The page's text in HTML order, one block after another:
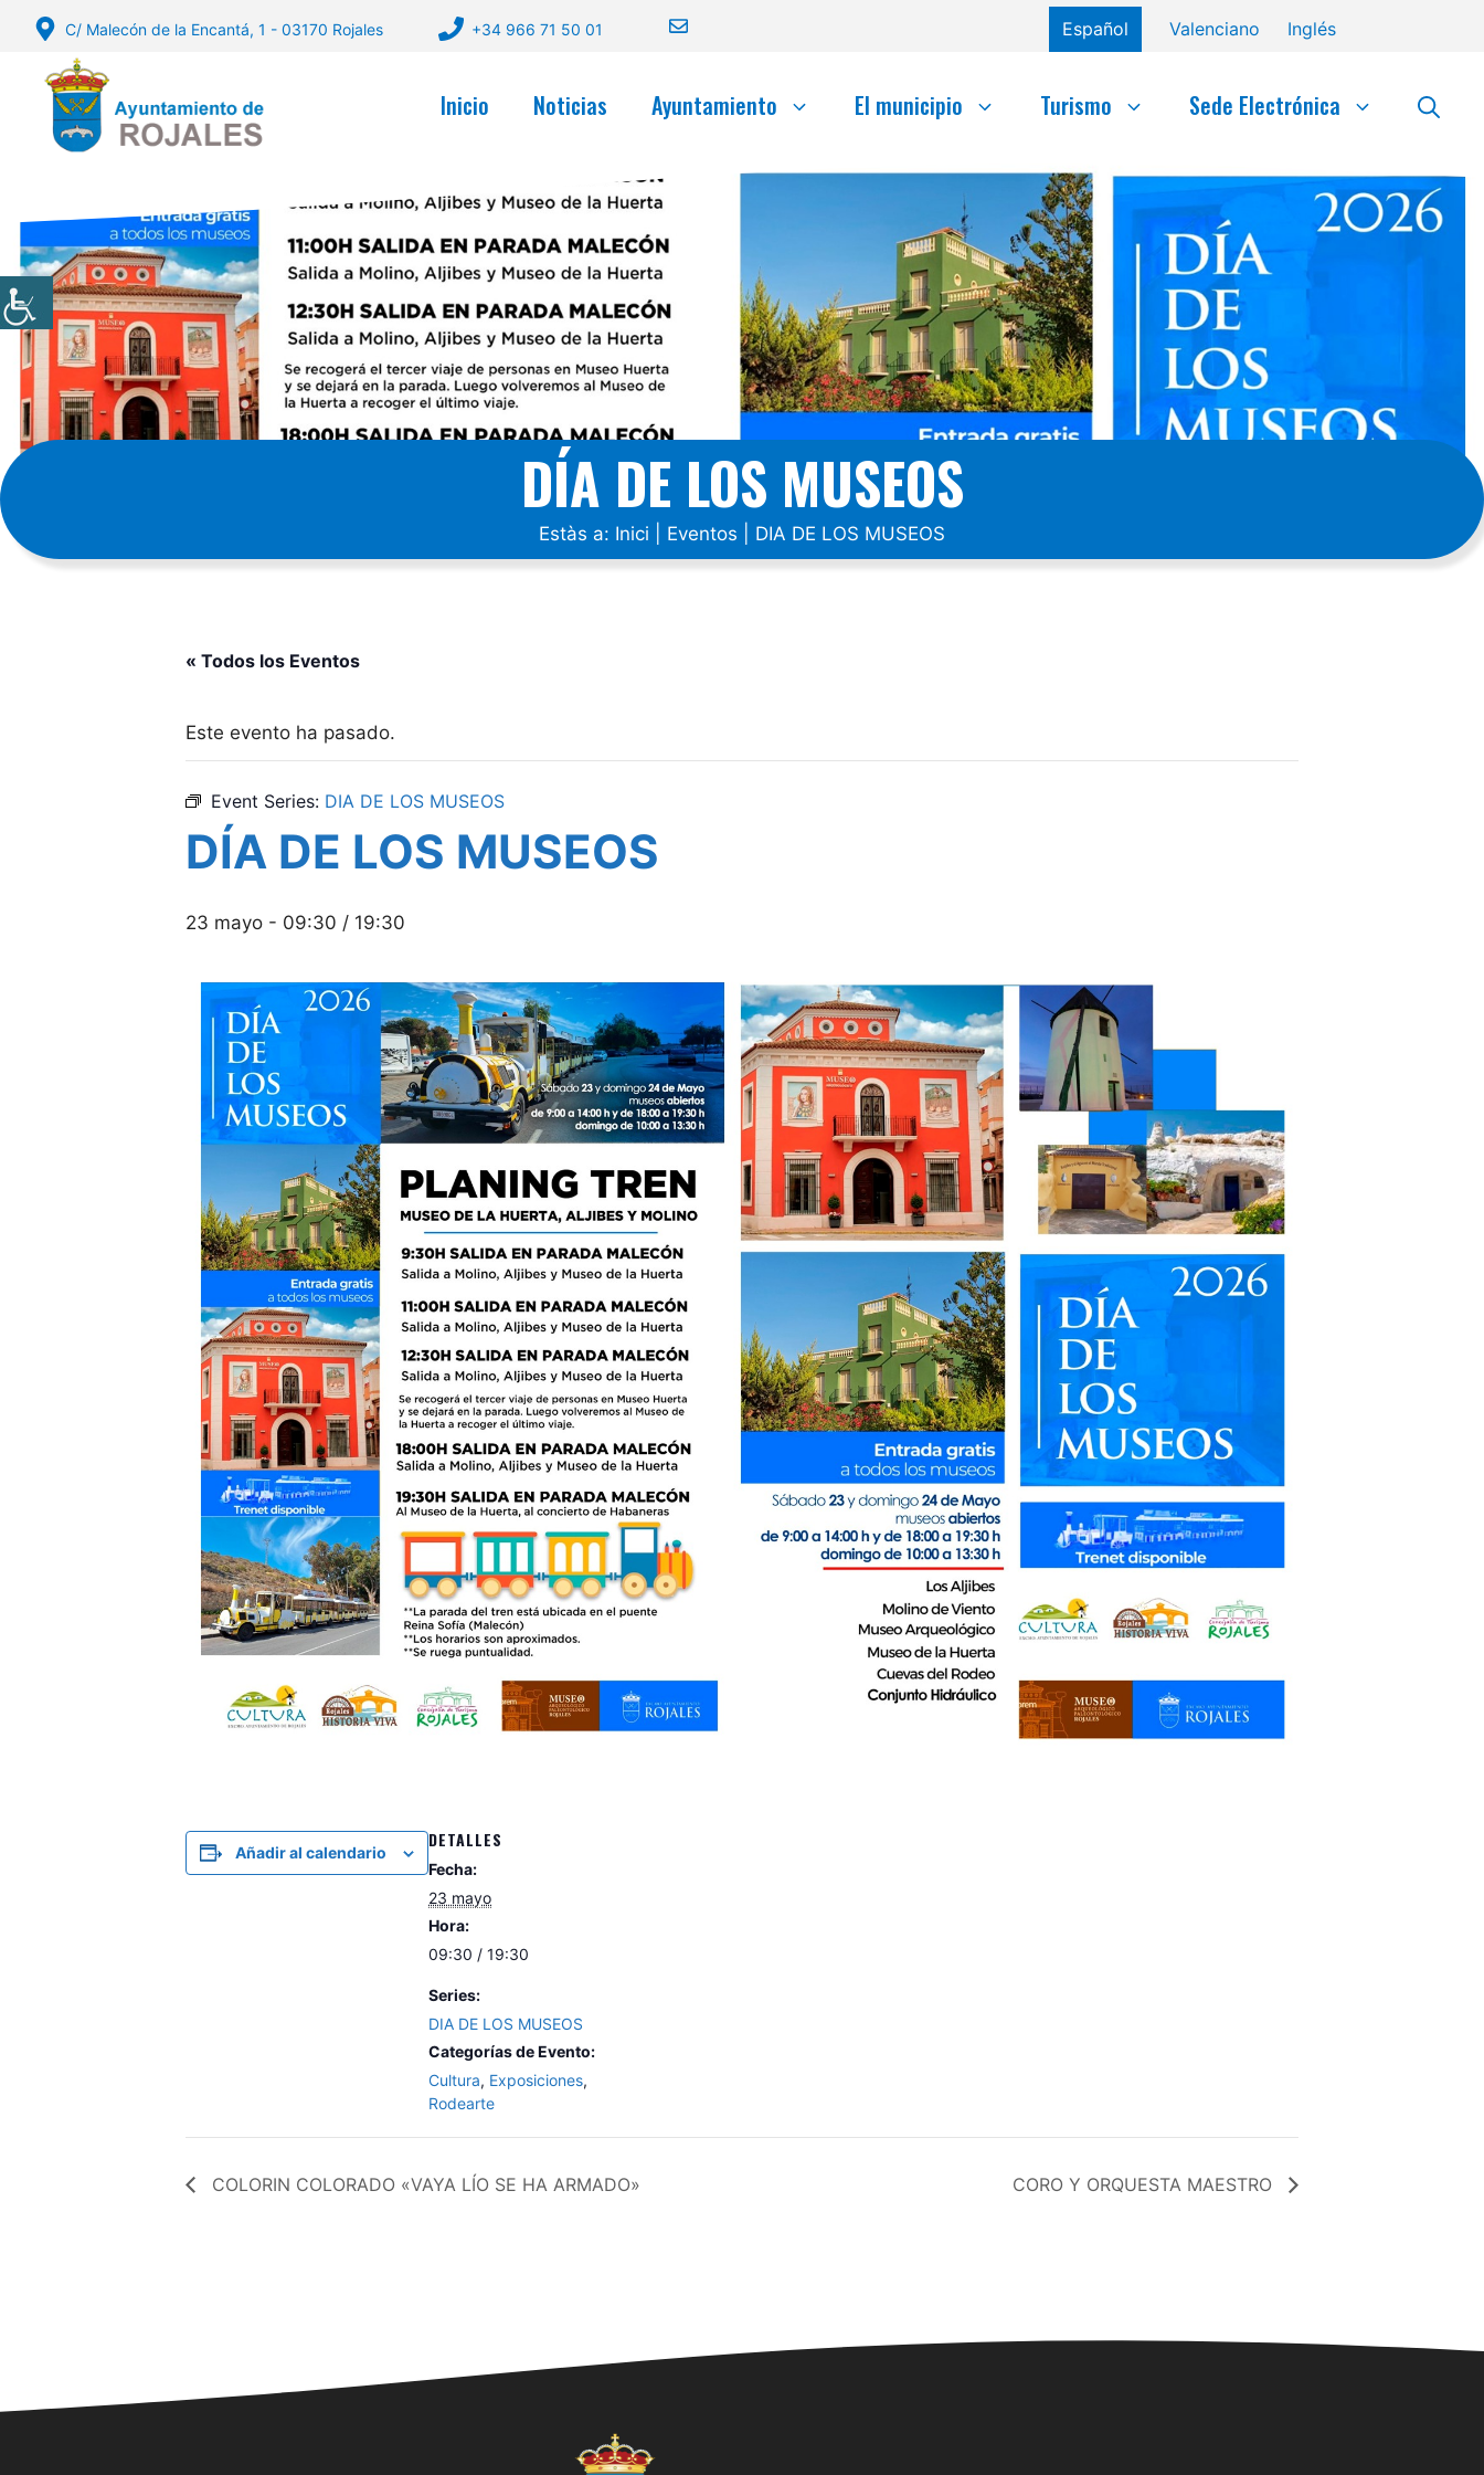
Saltar
contenido
C/ Malecón de la Encantá, 1 - 03170 Rojales +34 966 71 50 01 Español Valenciano Inglés
Inicio Noticias Ayuntamiento El municipio Turismo Sede Electrónica
DÍA DE LOS MUSEOS
Estàs a: Inici Eventos DIA DE LOS MUSEOS
« Todos los Eventos
Este evento ha pasado.
Event Series: DIA DE LOS MUSEOS
DÍA DE LOS MUSEOS
23 mayo - 09:30 / 19:30
Añadir al calendario
DETALLES
Fecha:
23 mayo
Hora:
09:30 / 19:30
Series:
DIA DE LOS MUSEOS
Categorías de Evento:
Cultura, Exposiciones,
Rodearte
COLORIN COLORADO «VAYA LÍO SE HA ARMADO» CORO Y ORQUESTA MAESTRO